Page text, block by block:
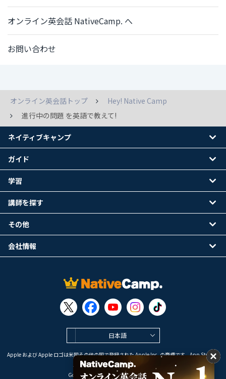
オンライン英会話 NativeCamp. へ
お問い合わせ
オンライン英会話トップ
Hey! Native Camp
進行中の問題 を英語で教えて!
日本語
Apple および Apple ロゴは米国その他の国で登録された Apple Inc. の商標です。App Store は
Apple Inc. のサービスマークです。
Google Play は Google LLC の商標です。
ネイティブキャンプ
ガイド
学習
講師を探す
その他
会社情報